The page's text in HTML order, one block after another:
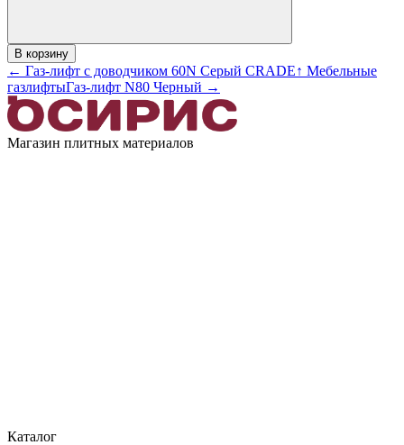
В корзину
← Газ-лифт с доводчиком 60N Серый CRADE↑ Мебельные
газлифтыГаз-лифт N80 Черный →
Магазин плитных материалов
Каталог